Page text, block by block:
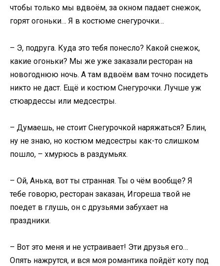
чтобы только мы вдвоём, за окном падает снежок,
горят огоньки… Я в костюме снегурочки…
– Э, подруга. Куда это тебя понесло? Какой снежок,
какие огоньки? Мы же уже заказали ресторан на
новогоднюю ночь. А там вдвоём вам точно посидеть
никто не даст. Ещё и костюм Снегурочки. Лучше уж
стюардессы или медсестры.
– Думаешь, не стоит Снегурочкой наряжаться? Блин,
ну не знаю, но костюм медсестры как-то слишком
пошло, – хмурюсь в раздумьях.
– Ой, Анька, вот ты странная. Ты о чём вообще? Я
тебе говорю, ресторан заказан, Игореша твой не
поедет в глушь, он с друзьями забухает на
праздники.
– Вот это меня и не устраивает! Эти друзья его…
Опять нажрутся, и вся моя романтика пойдёт коту под